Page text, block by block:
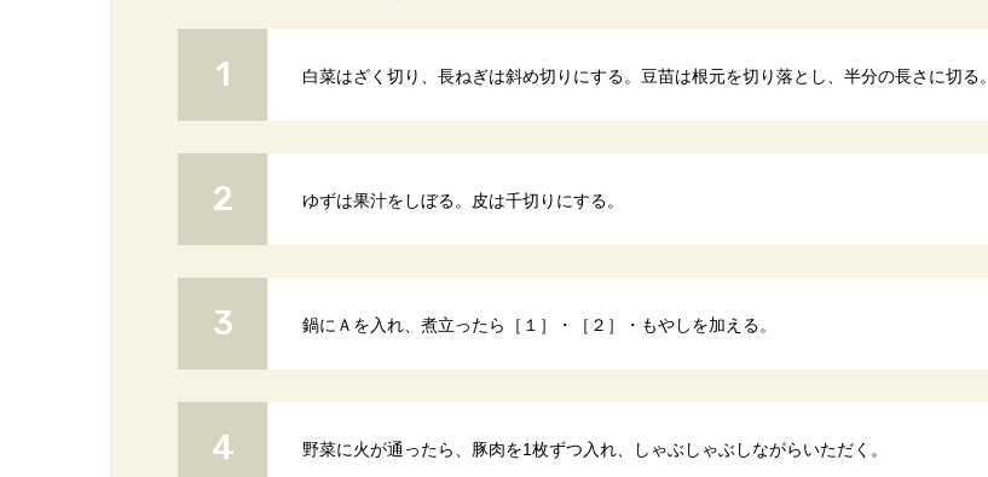
白菜はざく切り、長ねぎは斜め切りにする。豆苗は根元を切り落とし、半分の長さに切る。
ゆずは果汁をしぼる。皮は千切りにする。
鍋にＡを入れ、煮立ったら［１］・［２］・もやしを加える。
野菜に火が通ったら、豚肉を1枚ずつ入れ、しゃぶしゃぶしながらいただく。